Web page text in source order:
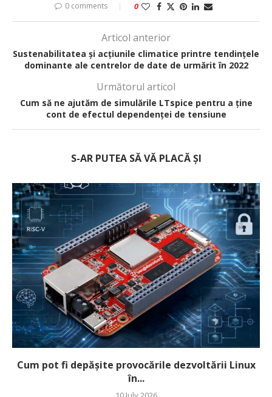
0 comments 0
Articol anterior
Sustenabilitatea și acțiunile climatice printre tendințele
dominante ale centrelor de date de urmărit în 2022
Următorul articol
Cum să ne ajutăm de simulările LTspice pentru a ține
cont de efectul dependenței de tensiune
S-AR PUTEA SĂ VĂ PLACĂ ȘI
Cum pot fi depășite provocările dezvoltării Linux
în...